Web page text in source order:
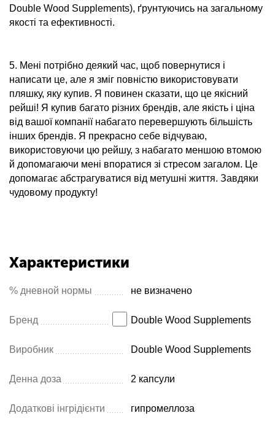
Double Wood Supplements), ґрунтуючись на загальному
якості та ефективності.
5. Мені потрібно деякий час, щоб повернутися і
написати це, але я зміг повністю використовувати
пляшку, яку купив. Я повинен сказати, що це якісний
рейші! Я купив багато різних брендів, але якість і ціна
від вашої компанії набагато перевершують більшість
інших брендів. Я прекрасно себе відчуваю,
використовуючи цю рейшу, з набагато меншою втомою
й допомагаючи мені впоратися зі стресом загалом. Це
допомагає абстрагуватися від метушні життя. Завдяки
чудовому продукту!
Характеристики
% дневной нормы не визначено
Бренд Double Wood Supplements
Виробник Double Wood Supplements
Денна доза 2 капсули
Додаткові інгрідієнти гипромеллоза